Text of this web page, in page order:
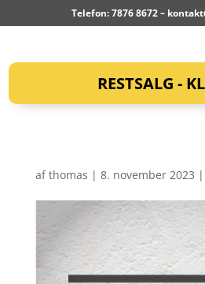
Telefon: 7876 8672 –
RESTSALG -
afthomas | 8. november 2023 |